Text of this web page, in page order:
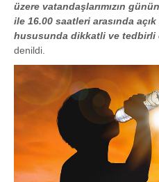
üzere vatandaşlarımızın
ile 16.00 saatleri arasında
hususunda dikkatli ve tedbirli
denildi.